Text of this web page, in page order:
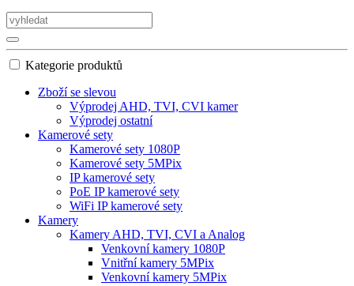
Kategorie produktů
Zboží se slevou
Výprodej AHD, TVI, CVI kamer
Výprodej ostatní
Kamerové sety
Kamerové sety 1080P
Kamerové sety 5MPix
IP kamerové sety
PoE IP kamerové sety
WiFi IP kamerové sety
Kamery
Kamery AHD, TVI, CVI a Analog
Venkovní kamery 1080P
Vnitřní kamery 5MPix
Venkovní kamery 5MPix